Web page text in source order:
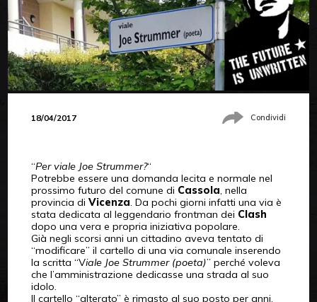
18/04/2017 Condividi
“Per viale Joe Strummer?“
Potrebbe essere una domanda lecita e normale nel
prossimo futuro del comune di Cassola, nella
provincia di Vicenza. Da pochi giorni infatti una via è
stata dedicata al leggendario frontman dei Clash
dopo una vera e propria iniziativa popolare.
Già negli scorsi anni un cittadino aveva tentato di
“modificare” il cartello di una via comunale inserendo
la scritta “Viale Joe Strummer (poeta)” perché voleva
che l’amministrazione dedicasse una strada al suo
idolo.
Il cartello “alterato” è rimasto al suo posto per anni,